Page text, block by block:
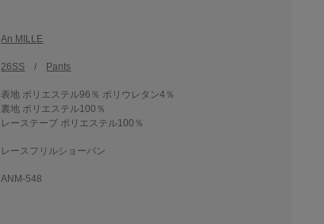
An MILLE
26SS Pants
表地 ポリエステル96％ ポリウレタン4％
裏地 ポリエステル100％
レーステープ ポリエステル100％
レースフリルショーパン
ANM-548